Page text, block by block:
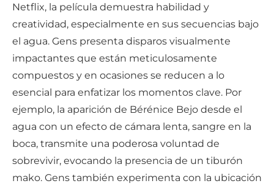
Netflix, la película demuestra habilidad y
creatividad, especialmente en sus secuencias bajo
el agua. Gens presenta disparos visualmente
impactantes que están meticulosamente
compuestos y en ocasiones se reducen a lo
esencial para enfatizar los momentos clave. Por
ejemplo, la aparición de Bérénice Bejo desde el
agua con un efecto de cámara lenta, sangre en la
boca, transmite una poderosa voluntad de
sobrevivir, evocando la presencia de un tiburón
mako. Gens también experimenta con la ubicación